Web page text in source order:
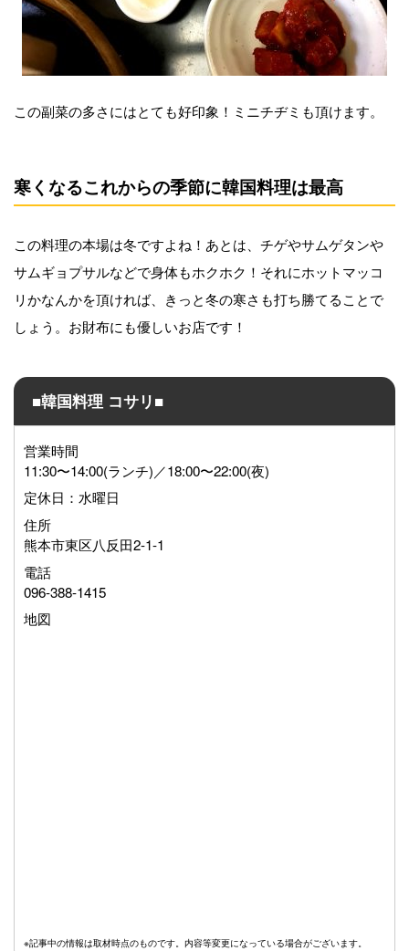
この副菜の多さにはとても好印象！ミニチヂミも頂けます。
寒くなるこれからの季節に韓国料理は最高
この料理の本場は冬ですよね！あとは、チゲやサムゲタンや
サムギョプサルなどで身体もホクホク！それにホットマッコ
リかなんかを頂ければ、きっと冬の寒さも打ち勝てることで
しょう。お財布にも優しいお店です！
■韓国料理 コサリ■
営業時間
11:30〜14:00(ランチ)／18:00〜22:00(夜)
定休日：水曜日
住所
熊本市東区八反田2-1-1
電話
096-388-1415
地図
※記事中の情報は取材時点のものです。内容等変更になっている場合がございます。